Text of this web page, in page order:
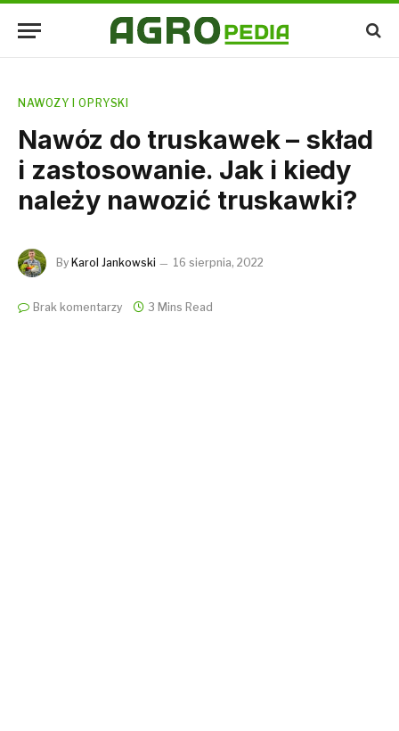
NAWOZY I OPRYSKI
Nawóz do truskawek – skład
i zastosowanie. Jak i kiedy
należy nawozić truskawki?
By Karol Jankowski 16 sierpnia, 2022
Brak komentarzy 3 Mins Read